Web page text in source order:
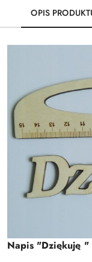
OPIS
Napis "Dziękuję "